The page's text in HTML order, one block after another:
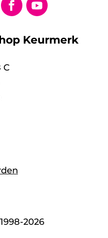
Keurmerk
C
2026